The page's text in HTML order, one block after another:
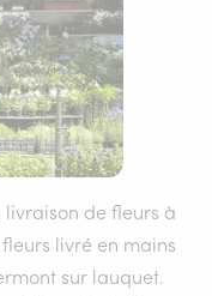
de fleurs à
livré en mains
sur lauquet.